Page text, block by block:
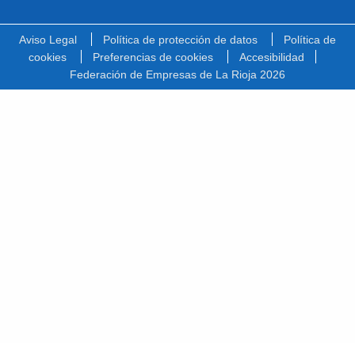
Aviso Legal Política de protección de datos
Política de
cookies
Preferencias de cookies
Accesibilidad
Federación de Empresas de La Rioja 2026